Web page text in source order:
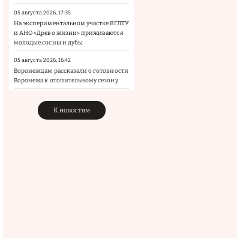
05 августа 2026, 17:35
На экспериментальном участке ВГЛТУ
и АНО «Древо жизни» приживаются
молодые сосны и дубы
05 августа 2026, 16:42
Воронежцам рассказали о готовности
Воронежа к отопительному сезону
К новостям